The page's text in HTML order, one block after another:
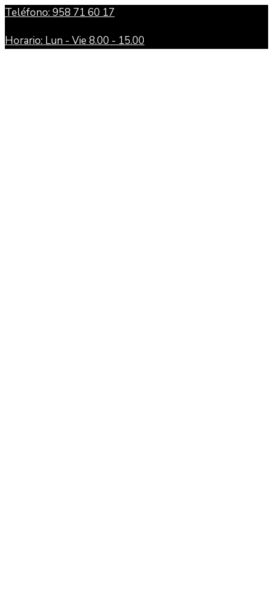
Teléfono: 958 71 60 17
Horario: Lun - Vie 8.00 - 15.00